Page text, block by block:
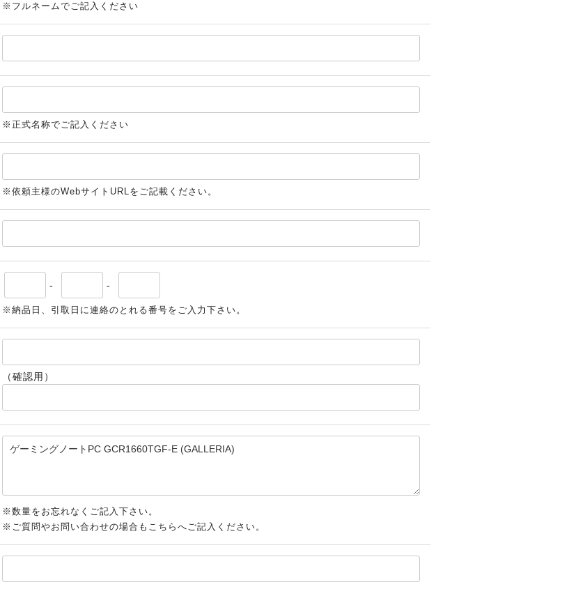
※フルネームでご記入ください
※正式名称でご記入ください
※依頼主様のWebサイトURLをご記載ください。
- -
※納品日、引取日に連絡のとれる番号をご入力下さい。
（確認用）
※数量をお忘れなくご記入下さい。
※ご質問やお問い合わせの場合もこちらへご記入ください。